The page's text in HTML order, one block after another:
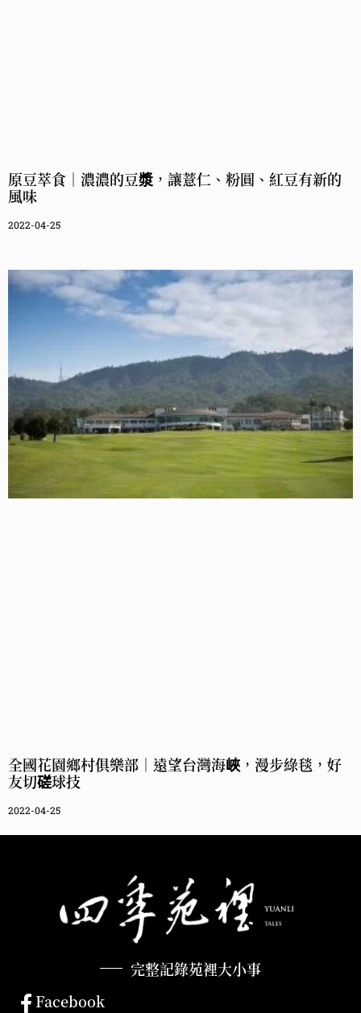
原豆萃食｜濃濃的豆漿，讓薏仁、粉圓、紅豆有新的
風味
2022-04-25
全國花園鄉村俱樂部｜遠望台灣海峽，漫步綠毯，好
友切磋球技
2022-04-25
完整記錄苑裡大小事
Facebook